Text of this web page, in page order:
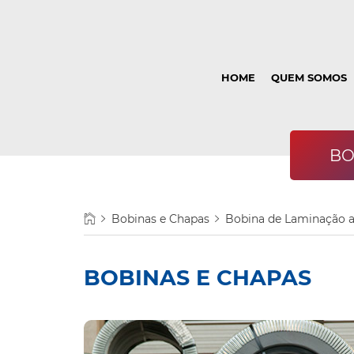
HOME QUEM SOMOS
BOBINA DE
LAMINAÇÃO A FRIO
FRIO
CANTONEIRA
Bobinas e Chapas Bobina de Laminação
BOBINAS E CHAPAS